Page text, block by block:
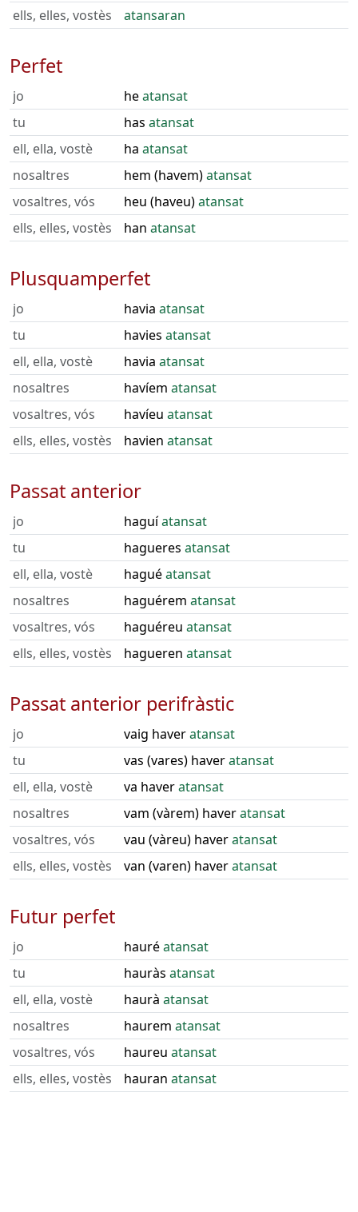
ells, elles, vostès atansaran
Perfet
jo heatansat
tu
has atansat
ell, ella, vostè
ha atansat
nosaltres
hem (havem)atansat
vosaltres, vós
heu (haveu)atansat
ells, elles, vostès
han atansat
Plusquamperfet
jo havia atansat
tu
havies atansat
ell, ella, vostè
havia atansat
nosaltres
havíem atansat
vosaltres, vós
havíeu atansat
ells, elles, vostès
havien atansat
Passat anterior
jo haguíatansat
tu
hagueres atansat
ell, ella, vostè
haguéatansat
nosaltres
haguérem atansat
vosaltres, vós
haguéreu atansat
ells, elles, vostès
hagueren atansat
Passat anterior perifràstic
jo vaig haveratansat
tu
vas (vares) haveratansat
ell, ella, vostè
va haveratansat
nosaltres
vam (vàrem) haveratansat
vosaltres, vós
vau (vàreu) haveratansat
ells, elles, vostès
van (varen) haveratansat
Futur perfet
jo hauréatansat
tu
hauràs atansat
ell, ella, vostè
haurà atansat
nosaltres
haurem atansat
vosaltres, vós
haureu atansat
ells, elles, vostès
hauran atansat